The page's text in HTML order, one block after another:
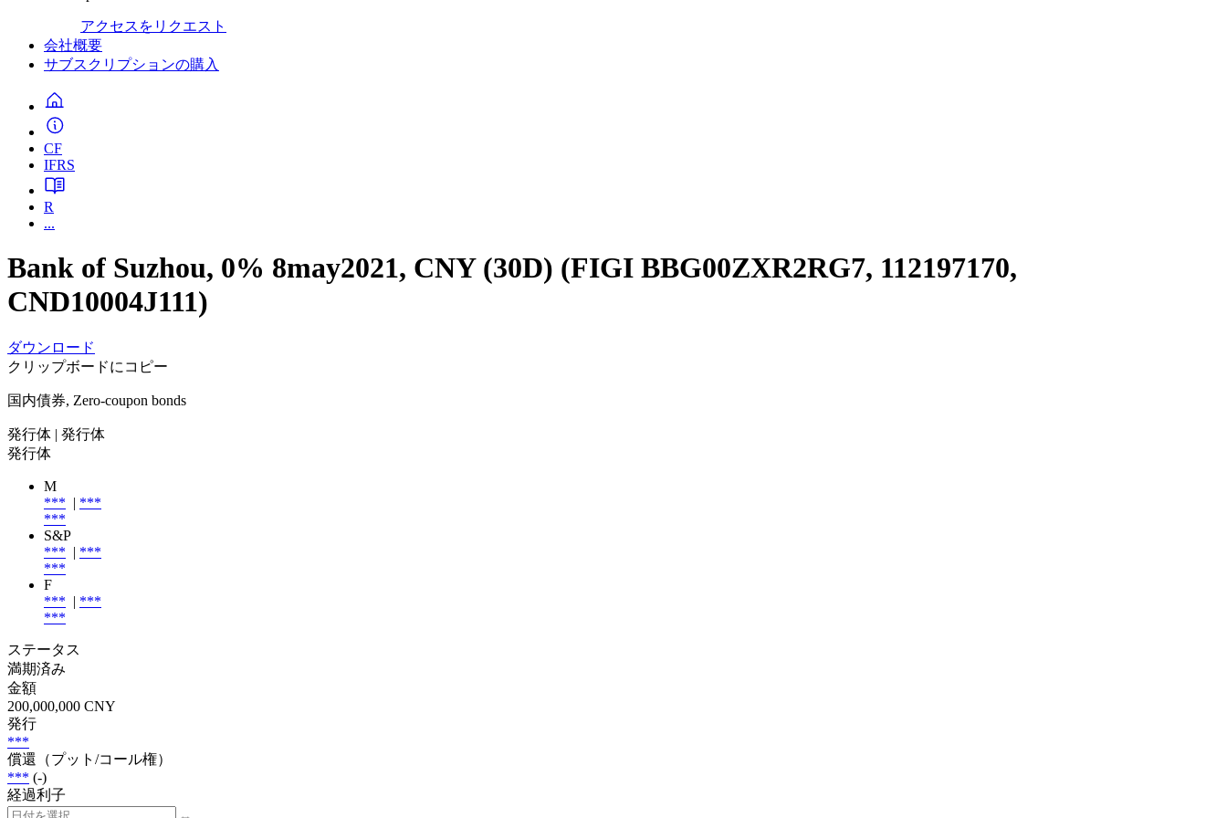
アクセスをリクエスト
会社概要
サブスクリプションの購入
CF
IFRS
R
...
Bank of Suzhou, 0% 8may2021, CNY (30D) (FIGI BBG00ZXR2RG7, 112197170,
CND10004J111)
ダウンロード
クリップボードにコピー
国内債券, Zero-coupon bonds
発行体 | 発行体
発行体
M
*** | ***
***
S&P
*** | ***
***
F
*** | ***
***
ステータス
満期済み
金額
200,000,000 CNY
発行
***
償還（プット/コール権）
*** (-)
経過利子